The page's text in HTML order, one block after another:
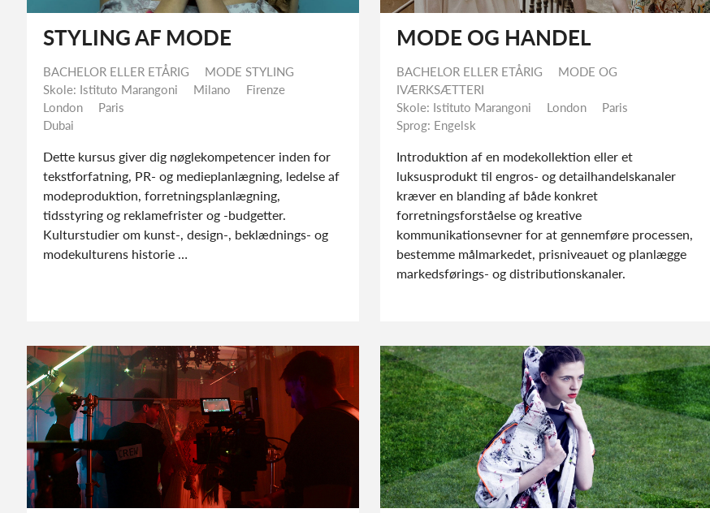
STYLING AF MODE
BACHELOR ELLER ETÅRIG
MODE STYLING
Skole: Istituto Marangoni
Milano
Firenze
London
Paris
Dubai
Dette kursus giver dig nøglekompetencer inden for
tekstforfatning, PR- og medieplanlægning, ledelse
af modeproduktion, forretningsplanlægning,
tidsstyring og reklamefrister og -budgetter.
Kulturstudier om kunst-, design-, beklædnings- og
modekulturens historie …
MODE OG HANDEL
BACHELOR ELLER ETÅRIG
MODE OG
IVÆRKSÆTTERI
Skole: Istituto Marangoni
London
Paris
Sprog: Engelsk
Introduktion af en modekollektion eller et
luksusprodukt til engros- og detailhandelskanaler
kræver en blanding af både konkret
forretningsforståelse og kreative
kommunikationsevner for at gennemføre
processen, bestemme målmarkedet, prisniveauet og
planlægge markedsførings- og distributionskanaler.